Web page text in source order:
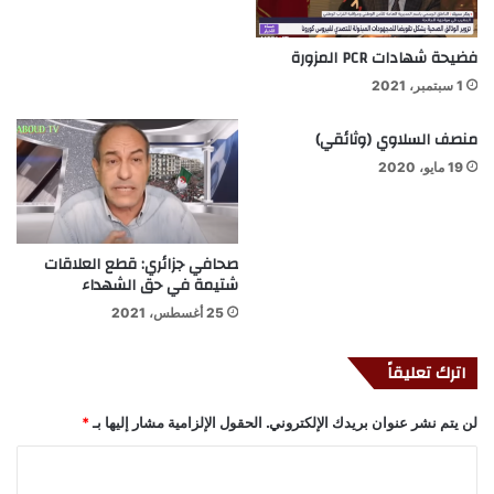
فضيحة شهادات PCR المزورة
1 سبتمبر، 2021
منصف السلاوي (وثائقي)
19 مايو، 2020
صحافي جزائري: قطع العلاقات
شتيمة في حق الشهداء
25 أغسطس، 2021
اترك تعليقاً
لن يتم نشر عنوان بريدك الإلكتروني. الحقول الإلزامية مشار إليها بـ*